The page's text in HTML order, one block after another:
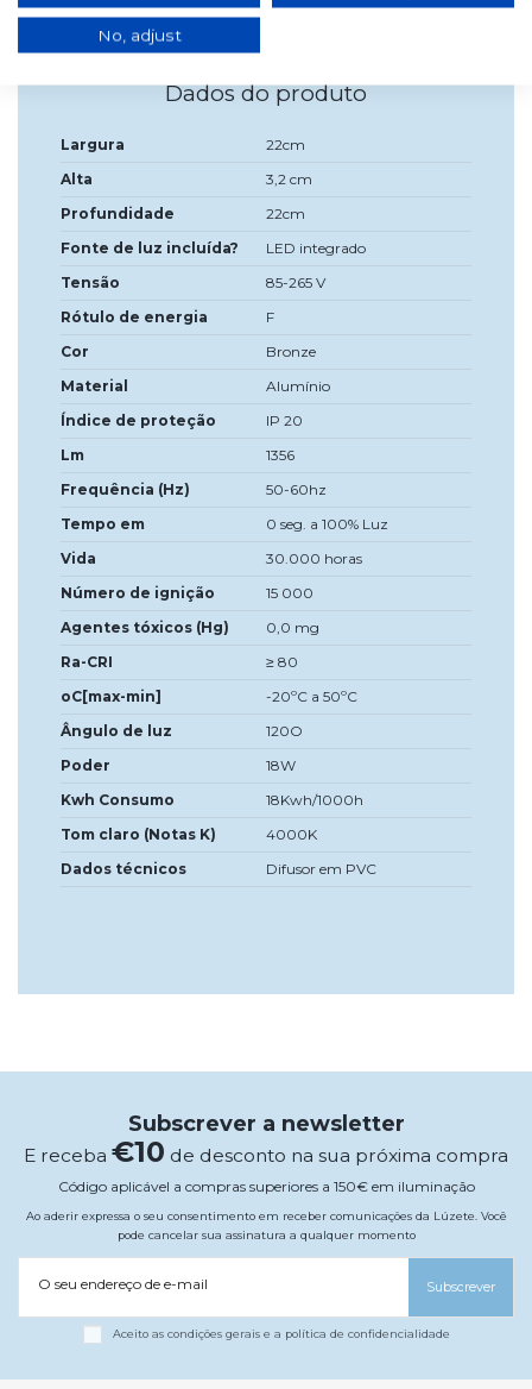
Dados do produto
Largura
22cm
Alta
3,2 cm
Profundidade
22cm
Fonte de luz incluída?
LED integrado
Tensão
85-265 V
Rótulo de energia
F
Cor
Bronze
Material
Alumínio
Índice de proteção
IP 20
Lm
1356
Frequência (Hz)
50-60hz
Tempo em
0 seg. a 100% Luz
Vida
30.000 horas
Número de ignição
15 000
Agentes tóxicos (Hg)
0,0 mg
Ra-CRI
≥ 80
oC[max-min]
-20ºC a 50ºC
Ângulo de luz
120O
Poder
18W
Kwh Consumo
18Kwh/1000h
Tom claro (Notas K)
4000K
Dados técnicos
Difusor em PVC
Subscrever a newsletter
E receba €10 de desconto na sua próxima compra
Código aplicável a compras superiores a 150€ em iluminação
Ao aderir expressa o seu consentimento em receber comunicações da Lúzete. Você
pode cancelar sua assinatura a qualquer momento
O seu endereço de e-mail Subscrever
Aceito as condições gerais e a política de confidencialidade
No, adjust